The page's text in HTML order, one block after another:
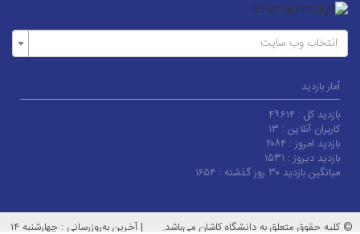
انتخاب وب سایت
آمار بازدید
بازدید کل : ۴۹۶۱۴
کاربران آنلاین : ۱۳
بازدید امروز : ۲۰۸۴
بازدید دیروز : ۱۵۳۱
میانگین بازدید ۳۰ روز گذشته :
۱۶۵۴
© کلیه حقوق متعلق به دانشگاه کاشان می‌باشد. |
آخرین به‌روزرسانی : چهارشنبه ۱۴